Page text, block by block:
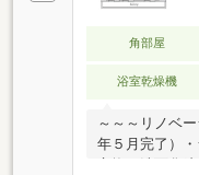
せん
角部屋
浴室乾燥機
～～～リノ
年５月完了）
交換・洗面化